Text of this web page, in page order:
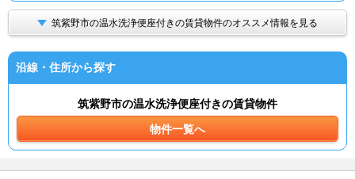
筑紫野市の温水洗浄便座付きの賃貸物件のオススメ情報を見る
沿線・住所から探す
筑紫野市の温水洗浄便座付きの賃貸物件
物件一覧へ